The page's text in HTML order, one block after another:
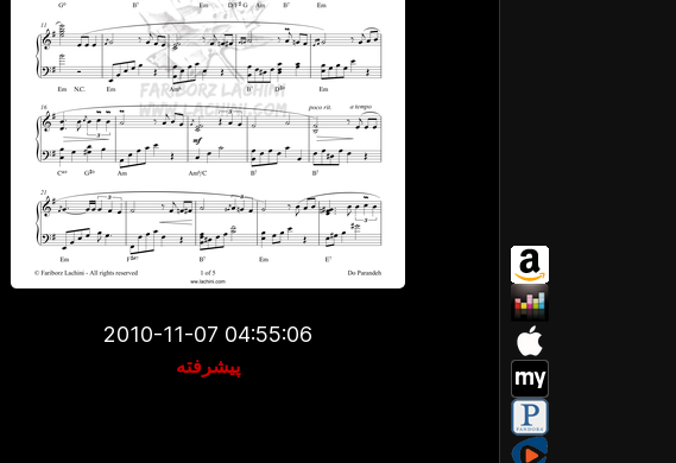
2010-11-07 04:55:06
پیشرفته